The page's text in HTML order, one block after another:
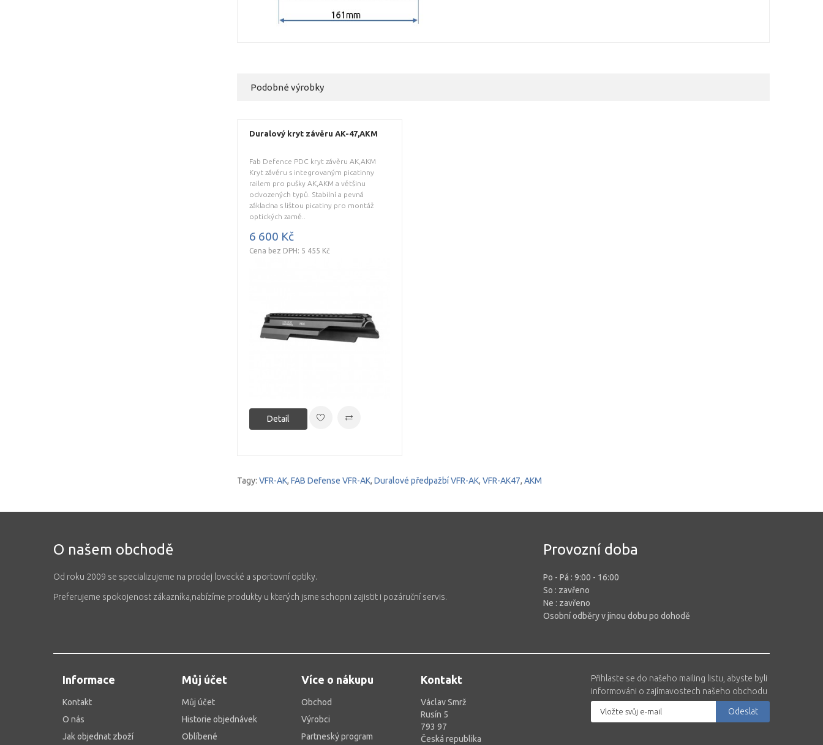
Podobné výrobky
Duralový kryt závěru AK-47,AKM
Fab Defence PDC kryt závěru AK,AKM
Kryt závěru s integrovaným picatinny
railem pro pušky AK,AKM a většinu
odvozených typů. Stabilní a pevná
základna s lištou picatiny pro montáž
optických zamě..
6 600 Kč
Cena bez DPH: 5 455 Kč
Detail
Tagy: VFR-AK, FAB Defense VFR-AK, Duralové předpažbí VFR-AK, VFR-AK47, AKM
O našem obchodě
Od roku 2009 se specializujeme na prodej lovecké a sportovní optiky.
Preferujeme spokojenost zákazníka,nabízíme produkty u kterých jsme schopni zajistit i pozáruční servis.
Provozní doba
Po - Pá : 9:00 - 16:00
So : zavřeno
Ne : zavřeno
Osobní odběry v jinou dobu po dohodě
Informace
Kontakt
O nás
Jak objednat zboží
Můj účet
Můj účet
Historie objednávek
Oblíbené
Více o nákupu
Obchod
Výrobci
Partneský program
Kontakt
Václav Smrž
Rusín 5
793 97
Česká republika
Přihlaste se do našeho mailing listu, abyste byli
informováni o zajímavostech našeho obchodu
Odeslat